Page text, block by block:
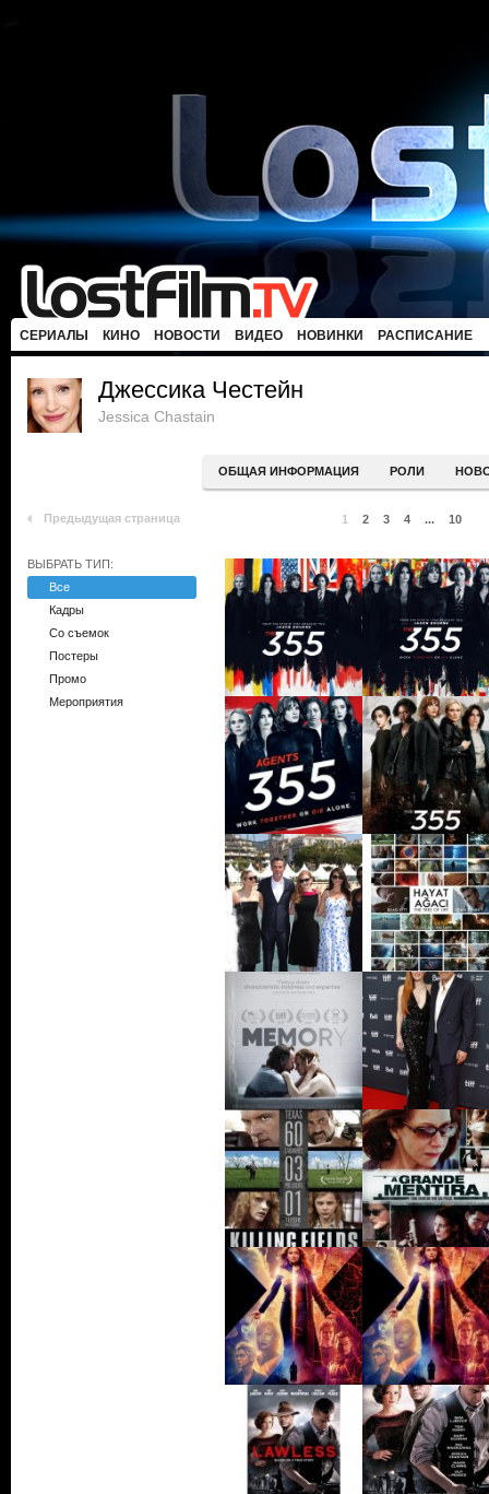
СЕРИАЛЫ КИНО НОВОСТИ ВИДЕО НОВИНКИ РАСПИСАНИЕ
Джессика Честейн
Jessica Chastain
ОБЩАЯ ИНФОРМАЦИЯ РОЛИ
Предыдущая страница 1 2 3 4 ... 10
ВЫБРАТЬ ТИП:
Все
Кадры
Со съемок
Постеры
Промо
Мероприятия